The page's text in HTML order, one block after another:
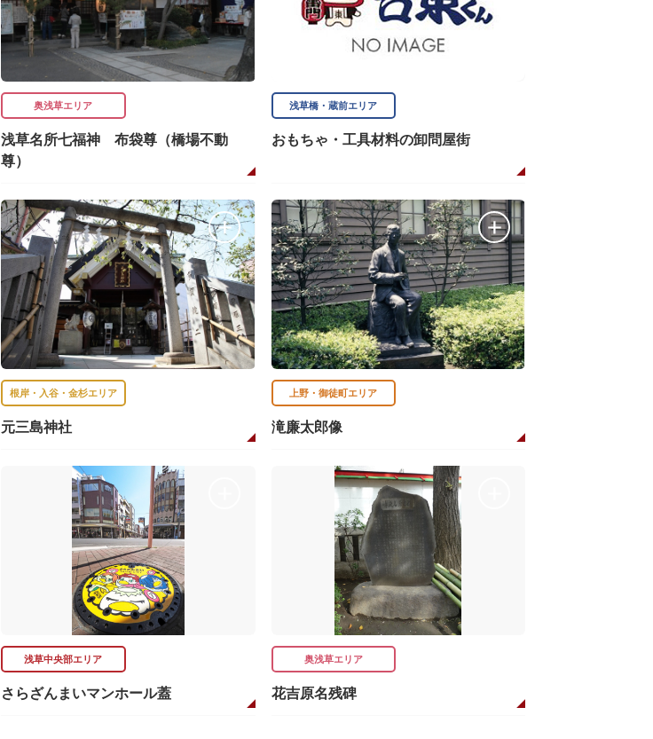
奥浅草エリア
浅草名所七福神 布袋尊（橋場不動
尊）
浅草橋・蔵前エリア
おもちゃ・工具材料の卸問屋街
根岸・入谷・金杉エリア
元三島神社
上野・御徒町エリア
滝廉太郎像
浅草中央部エリア
さらざんまいマンホール蓋
奥浅草エリア
花吉原名残碑